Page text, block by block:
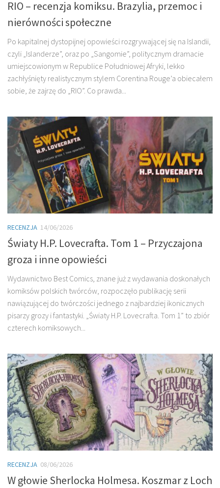
RIO – recenzja komiksu. Brazylia, przemoc i
nierówności społeczne
Po kapitalnej dystopijnej opowieści rozgrywającej się na Islandii,
czyli „Islanderze”, oraz po „Sangomie”, politycznym dramacie
umiejscowionym w Republice Południowej Afryki, lekko
zachłyśnięty realistycznym stylem Corentina Rouge’a obiecałem
sobie, że zajrzę do „RIO”. Co prawda...
RECENZJA 14/06/2026
Światy H.P. Lovecrafta. Tom 1 – Przyczajona
groza i inne opowieści
Wydawnictwo Best Comics, znane już z wydawania doskonałych
komiksów polskich twórców, rozpoczęło publikację serii
nawiązującej do twórczości jednego z najbardziej ikonicznych
pisarzy grozy i fantastyki. „Światy H.P. Lovecrafta. Tom 1” to zbiór
czterech komiksowych...
RECENZJA 08/06/2026
W głowie Sherlocka Holmesa. Koszmar z Loch